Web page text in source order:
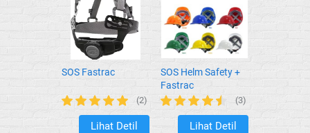
SOS Fastrac
(2)
`
Lihat Detil
SOS Helm Safety +
Fastrac
(3)
`
Lihat Detil